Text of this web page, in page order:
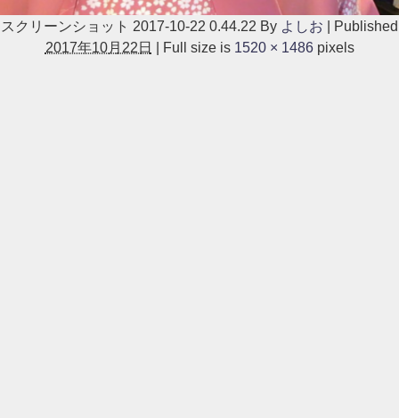
スクリーンショット 2017-10-22 0.44.22 By よしお
Published
2017年10月22日
Full size is 1520 × 1486pixels